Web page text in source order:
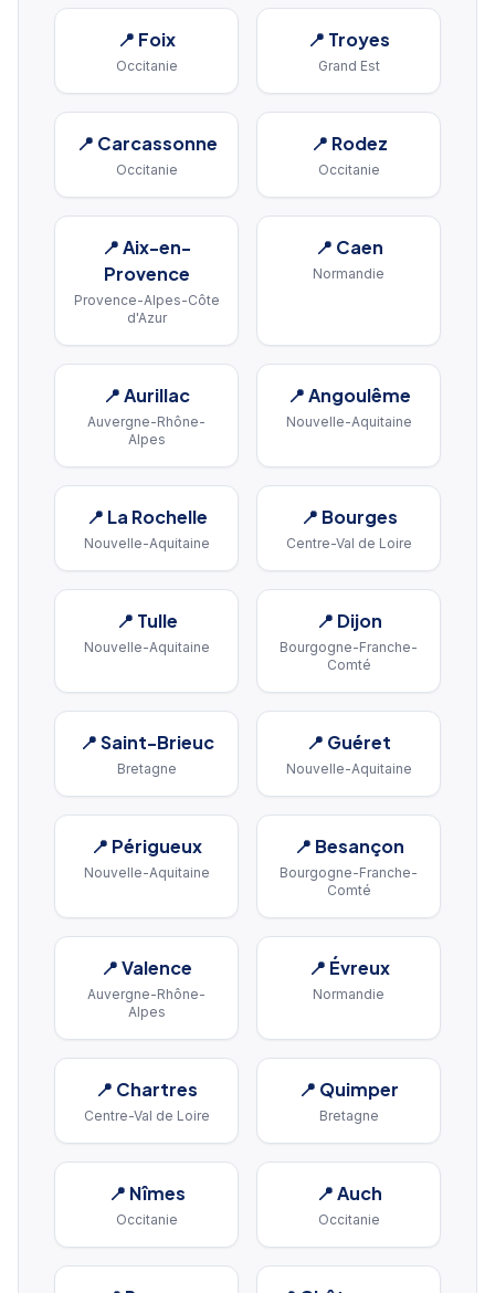
📍 Foix
Occitanie
📍 Troyes
Grand Est
📍 Carcassonne
Occitanie
📍 Rodez
Occitanie
📍Aix-en-
Provence
Provence-Alpes-Côte
d'Azur
📍 Caen
Normandie
📍Aurillac
Auvergne-Rhône-
Alpes
📍Angoulême
Nouvelle-Aquitaine
📍 La Rochelle
Nouvelle-Aquitaine
📍 Bourges
Centre-Val de Loire
📍 Tulle
Nouvelle-Aquitaine
📍 Dijon
Bourgogne-Franche-
Comté
📍Saint-Brieuc
Bretagne
📍 Guéret
Nouvelle-Aquitaine
📍 Périgueux
Nouvelle-Aquitaine
📍 Besançon
Bourgogne-Franche-
Comté
📍Valence
Auvergne-Rhône-
Alpes
📍 Évreux
Normandie
📍 Chartres
Centre-Val de Loire
📍 Quimper
Bretagne
📍 Nîmes
Occitanie
📍Auch
Occitanie